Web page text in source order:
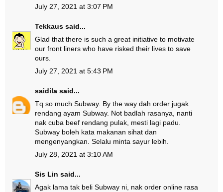
July 27, 2021 at 3:07 PM
Tekkaus said...
Glad that there is such a great initiative to motivate
our front liners who have risked their lives to save
ours.
July 27, 2021 at 5:43 PM
saidila said...
Tq so much Subway. By the way dah order jugak
rendang ayam Subway. Not badlah rasanya, nanti
nak cuba beef rendang pulak, mesti lagi padu.
Subway boleh kata makanan sihat dan
mengenyangkan. Selalu minta sayur lebih.
July 28, 2021 at 3:10 AM
Sis Lin said...
Agak lama tak beli Subway ni, nak order online rasa